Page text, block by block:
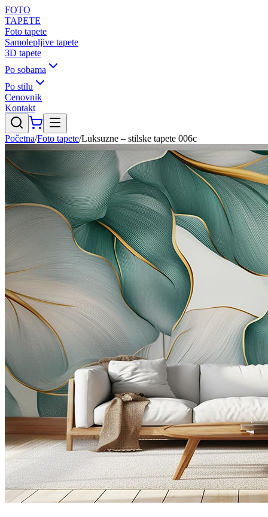
FOTO
TAPETE
Foto tapete
Samolepljive tapete
3D tapete
Po sobama
Po stilu
Cenovnik
Kontakt
Početna/Foto tapete/Luksuzne – stilske tapete 006c